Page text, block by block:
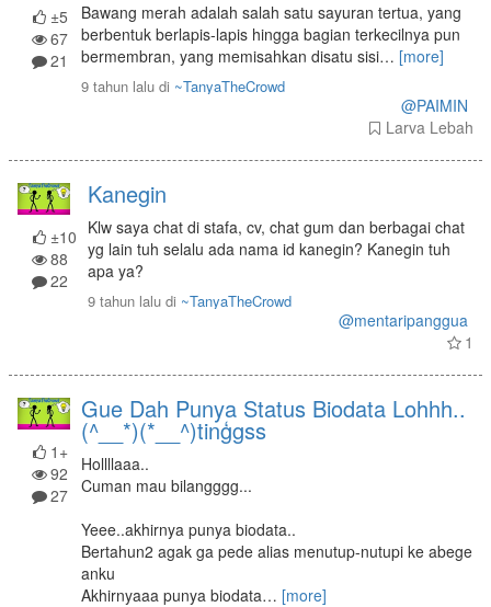
±5
67
21
Bawang merah adalah salah satu sayuran tertua, yang
berbentuk berlapis-lapis hingga bagian terkecilnya pun
bermembran, yang memisahkan disatu sisi… [more]
9 tahun lalu di ~TanyaTheCrowd
@PAIMIN
Larva Lebah
±10
88
22
Kanegin
Klw saya chat di stafa, cv, chat gum dan berbagai chat
yg lain tuh selalu ada nama id kanegin? Kanegin tuh
apa ya?
9 tahun laludi ~TanyaTheCrowd
@mentaripanggua
1
1+
92
27
Gue Dah Punya Status Biodata Lohhh..
(^__*)(*__^)tinģgss
Hollllaaa..
Cuman mau bilangggg...
Yeee..akhirnya punya biodata..
Bertahun2 agak ga pede alias menutup-nutupi ke abege
anku
Akhirnyaaa punya biodata… [more]